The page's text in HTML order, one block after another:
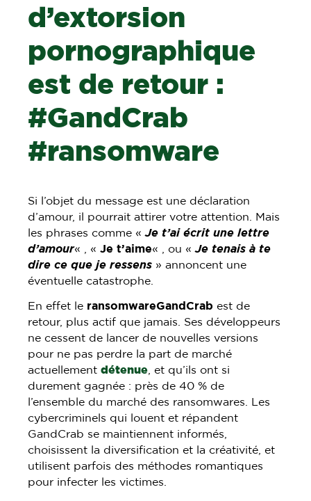
d’extorsion
pornographique
est de retour :
#GandCrab
#ransomware
Si l’objet du message est une déclaration
d’amour, il pourrait attirer votre attention. Mais
les phrases comme «Je t’ai écrit une lettre
d’amour« , «Je t’aime« , ou «Je tenais à te
dire ce que je ressens » annoncent une
éventuelle catastrophe.
En effet le ransomwareGandCrab est de
retour, plus actif que jamais. Ses développeurs
ne cessent de lancer de nouvelles versions
pour ne pas perdre la part de marché
actuellementdétenue , et qu’ils ont si
durement gagnée : près de 40 % de
l’ensemble du marché des ransomwares. Les
cybercriminels qui louent et répandent
GandCrab se maintiennent informés,
choisissent la diversification et la créativité, et
utilisent parfois des méthodes romantiques
pour infecter les victimes.